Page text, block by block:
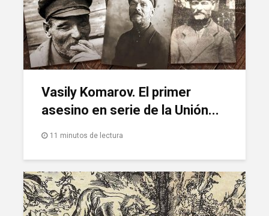
Vasily Komarov. El primer
asesino en serie de la Unión...
11 minutos de lectura